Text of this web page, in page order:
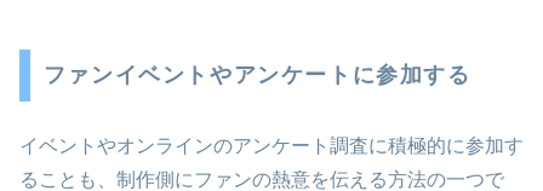
ファンイベントやアンケートに参加する
イベントやオンラインのアンケート調査に積極的に参加す
ることも、制作側にファンの熱意を伝える方法の一つで